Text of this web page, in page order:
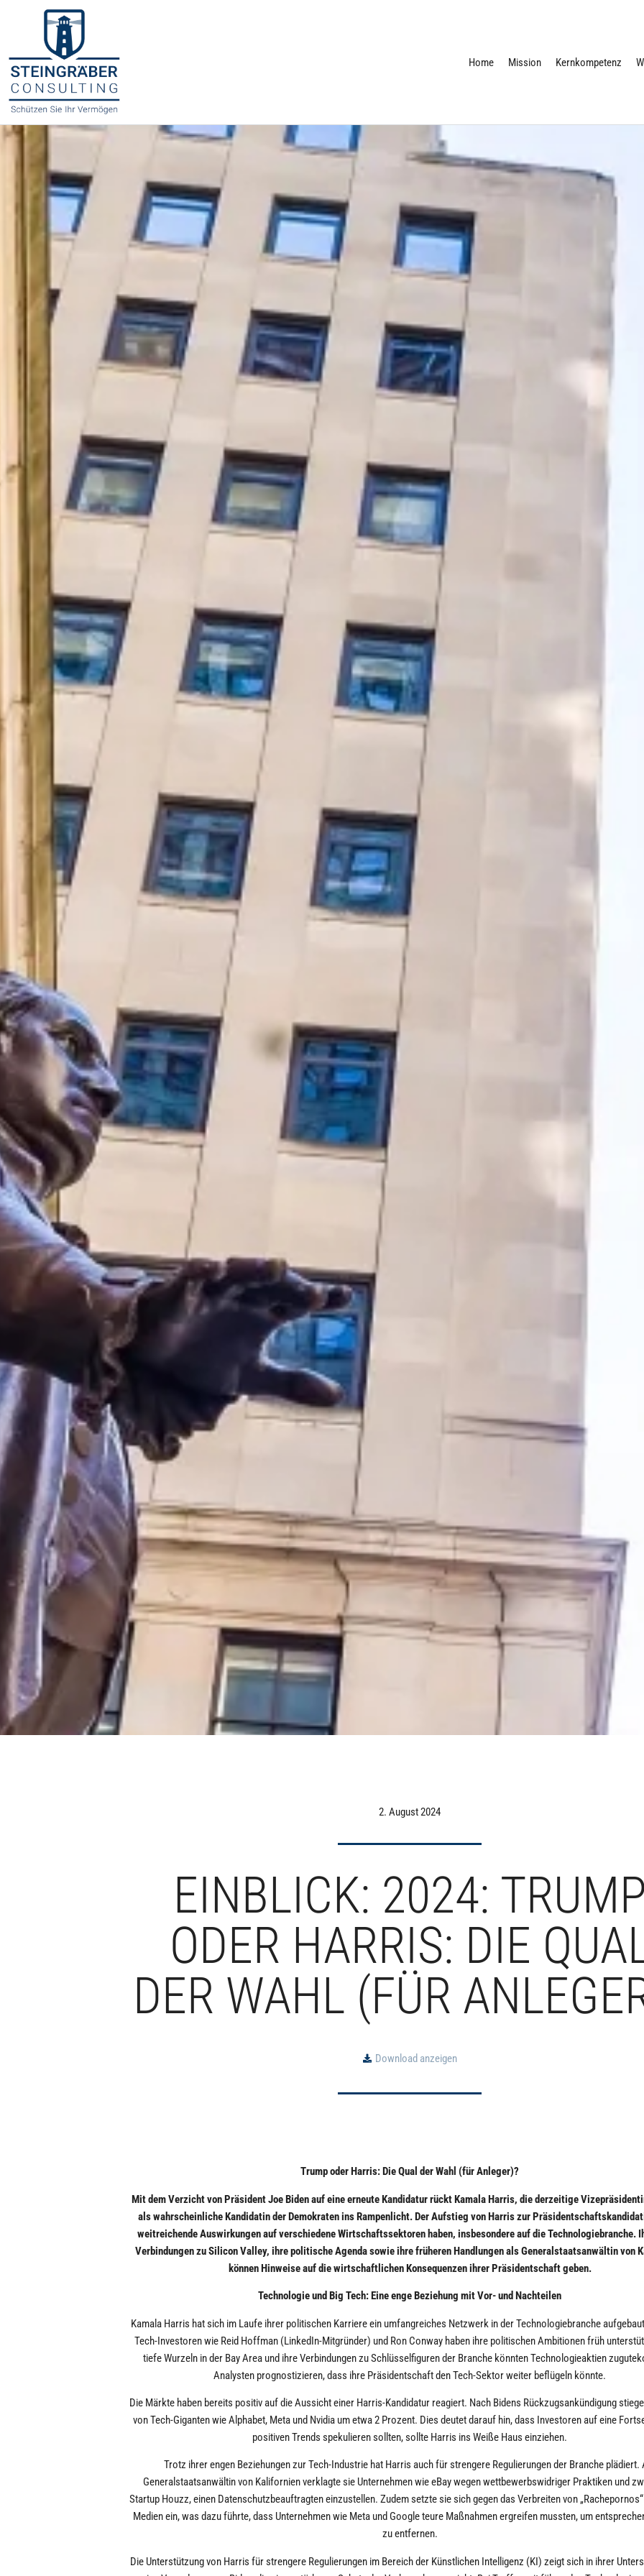
Home Mission Kernkompetenz
2. August 2024
EINBLICK: 2024:
ODER HARRIS: DIE
DER WAHL (FÜR
Download anzeigen
Trump oder Harris: Die Qual der Wahl (für Anleger)?
Mit dem Verzicht von Präsident Joe Biden auf eine erneute Kandidatur rückt Kamala Harris, die derzeitige
als wahrscheinliche Kandidatin der Demokraten ins Rampenlicht. Der Aufstieg von Harris zur
weitreichende Auswirkungen auf verschiedene Wirtschaftssektoren haben, insbesondere auf die Technologiebranche.
Verbindungen zu Silicon Valley, ihre politische Agenda sowie ihre früheren Handlungen als Generalstaatsanwältin von
können Hinweise auf die wirtschaftlichen Konsequenzen ihrer Präsidentschaft geben.
Technologie und Big Tech: Eine enge Beziehung mit Vor- und Nachteilen
Kamala Harris hat sich im Laufe ihrer politischen Karriere ein umfangreiches Netzwerk in der Technologiebranche
Tech-Investoren wie Reid Hoffman (LinkedIn-Mitgründer) und Ron Conway haben ihre politischen Ambitionen früh
tiefe Wurzeln in der Bay Area und ihre Verbindungen zu Schlüsselfiguren der Branche könnten Technologieaktien
Analysten prognostizieren, dass ihre Präsidentschaft den Tech-Sektor weiter beflügeln könnte.
Die Märkte haben bereits positiv auf die Aussicht einer Harris-Kandidatur reagiert. Nach Bidens Rückzugsankündigung
von Tech-Giganten wie Alphabet, Meta und Nvidia um etwa 2 Prozent. Dies deutet darauf hin, dass Investoren auf eine
positiven Trends spekulieren sollten, sollte Harris ins Weiße Haus einziehen.
Trotz ihrer engen Beziehungen zur Tech-Industrie hat Harris auch für strengere Regulierungen der Branche plädiert.
Generalstaatsanwältin von Kalifornien verklagte sie Unternehmen wie eBay wegen wettbewerbswidriger Praktiken und
Startup Houzz, einen Datenschutzbeauftragten einzustellen. Zudem setzte sie sich gegen das Verbreiten von
Medien ein, was dazu führte, dass Unternehmen wie Meta und Google teure Maßnahmen ergreifen mussten, um
zu entfernen.
Die Unterstützung von Harris für strengere Regulierungen im Bereich der Künstlichen Intelligenz (KI) zeigt sich in ihrer